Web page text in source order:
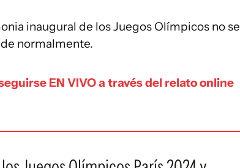
inaugural de los Juegos Olímpicos no se
normalmente.
EN VIVO a través del relato online